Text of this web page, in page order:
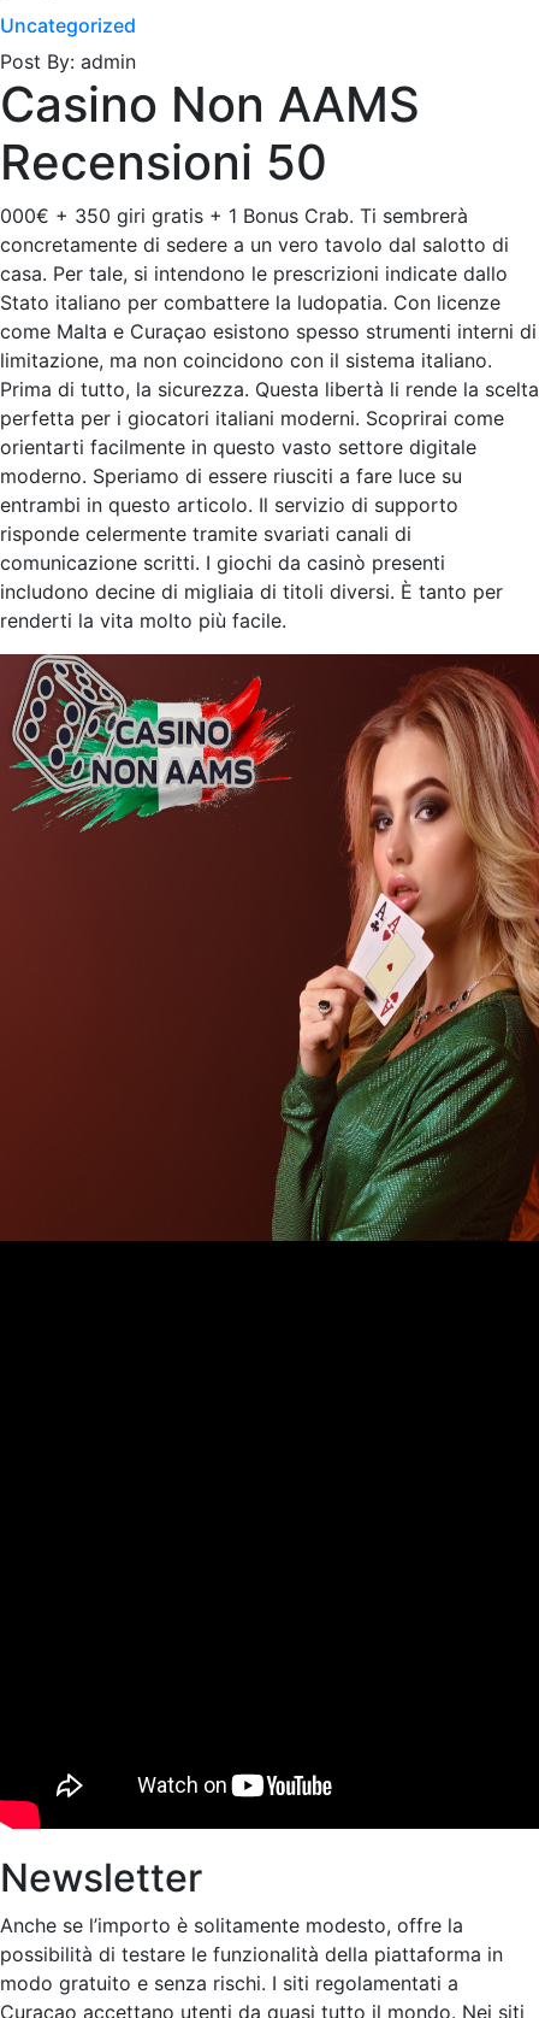
Uncategorized
Post By: admin
Casino Non AAMS
Recensioni 50
000€ + 350 giri gratis + 1 Bonus Crab. Ti sembrerà
concretamente di sedere a un vero tavolo dal salotto di
casa. Per tale, si intendono le prescrizioni indicate dallo
Stato italiano per combattere la ludopatia. Con licenze
come Malta e Curaçao esistono spesso strumenti interni di
limitazione, ma non coincidono con il sistema italiano.
Prima di tutto, la sicurezza. Questa libertà li rende la scelta
perfetta per i giocatori italiani moderni. Scoprirai come
orientarti facilmente in questo vasto settore digitale
moderno. Speriamo di essere riusciti a fare luce su
entrambi in questo articolo. Il servizio di supporto
risponde celermente tramite svariati canali di
comunicazione scritti. I giochi da casinò presenti
includono decine di migliaia di titoli diversi. È tanto per
renderti la vita molto più facile.
Newsletter
Anche se l’importo è solitamente modesto, offre la
possibilità di testare le funzionalità della piattaforma in
modo gratuito e senza rischi. I siti regolamentati a
Curacao accettano utenti da quasi tutto il mondo. Nei siti